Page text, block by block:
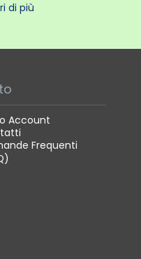
di più
Account
Frequenti